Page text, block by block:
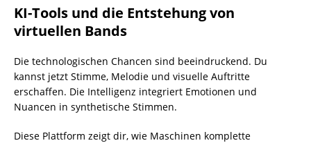
KI-Tools und die Entstehung von
virtuellen Bands
Die technologischen Chancen sind beeindruckend. Du
kannst jetzt Stimme, Melodie und visuelle Auftritte
erschaffen. Die Intelligenz integriert Emotionen und
Nuancen in synthetische Stimmen.
Diese Plattform zeigt dir, wie Maschinen komplette